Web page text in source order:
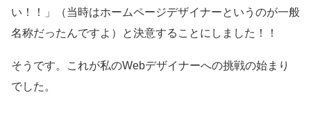
い！！」（当時はホームページデザイナーというのが一般
名称だったんですよ）と決意することにしました！！
そうです。これが私のWebデザイナーへの挑戦の始まり
でした。